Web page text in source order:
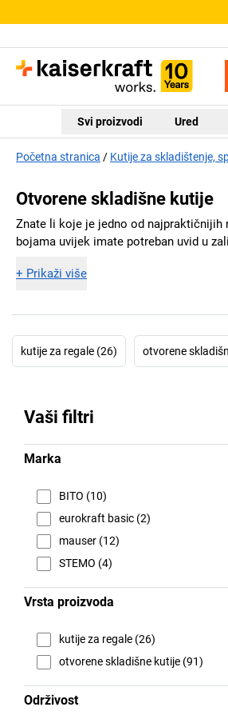
Svi proizvodi Ured
Početna stranica Kutije za skladištenje,
Otvorene skladišne kutije
Znate li koje je jedno od
bojama uvijek imate potreban uvid u
+ Prikaži više
kutije za regale (26) otvorene
Vaši filtri
Marka
BITO (10)
eurokraft basic (2)
mauser (12)
STEMO (4)
Vrsta proizvoda
kutije za regale (26)
otvorene skladišne kutije (91)
Održivost